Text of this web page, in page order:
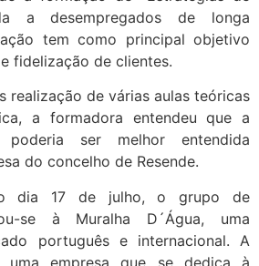
a desempregados de longa
tem como principal objetivo
fidelização de clientes.
realização de várias aulas teóricas
a formadora entendeu que a
poderia ser melhor entendida
do concelho de Resende.
dia 17 de julho, o grupo de
se à Muralha D´Água, uma
português e internacional. A
uma empresa que se dedica à